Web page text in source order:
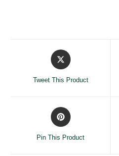
Opens
in
Tweet This Product
Opens
in
Pin This Product